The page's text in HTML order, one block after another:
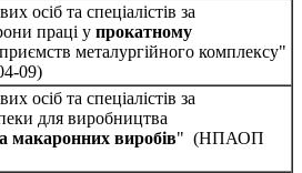
осіб та спеціалістів за
праці у прокатному
металургійного комплексу"
09)
осіб та спеціалістів за
для виробництва
макаронних виробів" (НПАОП